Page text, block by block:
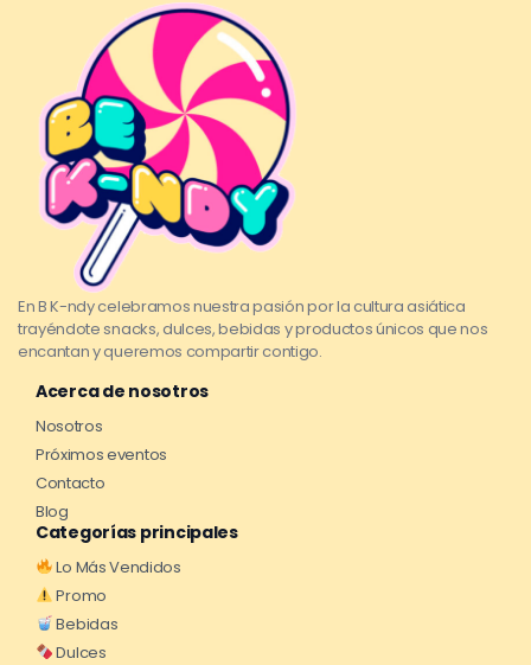
En B K-ndy celebramos nuestra pasión por la cultura asiática
trayéndote snacks, dulces, bebidas y productos únicos que nos
encantan y queremos compartir contigo.
Acerca de nosotros
Nosotros
Próximos eventos
Contacto
Blog
Categorías principales
Lo Más Vendidos
Promo
Bebidas
Dulces